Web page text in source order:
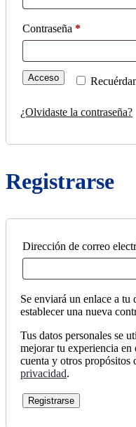
Contraseña *Obligatorio
Acceso
¿Olvidaste la contraseña?
Registrarse
Dirección de correo
Se enviará un enlace a
establecer una nueva
Tus datos personales se
mejorar tu experiencia en
cuenta y otros propósitos
privacidad.
Registrarse